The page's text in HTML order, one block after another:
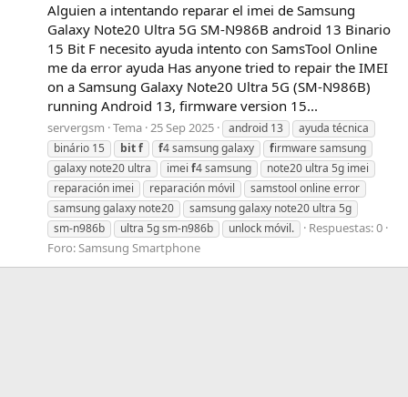
Alguien a intentando reparar el imei de Samsung
Galaxy Note20 Ultra 5G SM-N986B android 13 Binario
15 Bit F necesito ayuda intento con SamsTool Online
me da error ayuda Has anyone tried to repair the IMEI
on a Samsung Galaxy Note20 Ultra 5G (SM-N986B)
running Android 13, firmware version 15...
servergsm Tema 25 Sep 2025 android 13
ayuda técnica
binário 15
bitf f4 samsung galaxy firmware samsung
galaxy note20 ultra
imei f4 samsung
note20 ultra 5g imei
reparación imei
reparación móvil
samstool online error
samsung galaxy note20
samsung galaxy note20 ultra 5g
sm-n986b
ultra 5g sm-n986b unlock móvil.
Respuestas: 0
Foro:Samsung Smartphone